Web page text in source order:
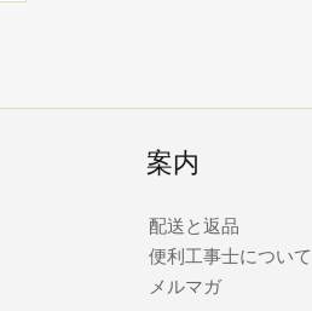
案内
配送と返品
便利工事士について
メルマガ